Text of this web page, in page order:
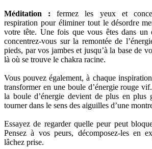
Méditation : fermez les yeux et
respiration pour éliminer tout le désordre
votre tête. Une fois que vous êtes dans un
concentrez-vous sur la remontée de
pieds, par vos jambes et jusqu’à la base de
là où se trouve le chakra racine.
Vous pouvez également, à chaque
transformer en une boule d’énergie rouge
la boule d’énergie devient de plus en plus
tourner dans le sens des aiguilles d’une
Essayez de regarder quelle peur peut
Pensez à vos peurs, décomposez-les en
lâchez prise.